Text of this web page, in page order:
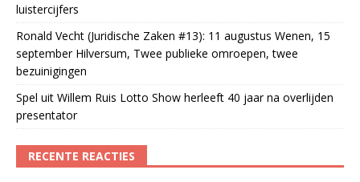
luistercijfers
Ronald Vecht (Juridische Zaken #13): 11 augustus Wenen, 15
september Hilversum, Twee publieke omroepen, twee
bezuinigingen
Spel uit Willem Ruis Lotto Show herleeft 40 jaar na overlijden
presentator
RECENTE REACTIES